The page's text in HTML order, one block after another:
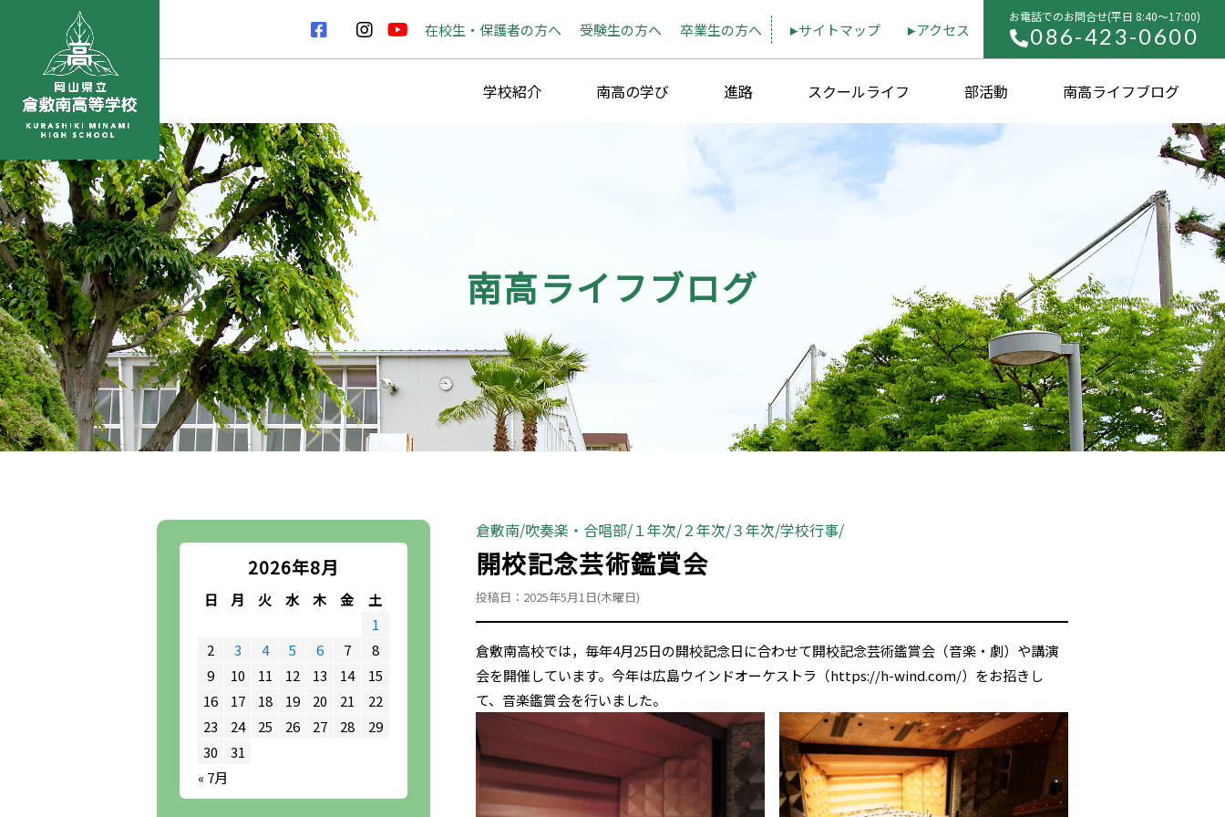
在校生・保護者の方へ 受験生の方へ 卒業生の方へ サイトマップ アクセス
お電話でのお問合せ(平⽇ 8:40〜17:00)
086-423-0600
学校紹介 南高の学び 進路 スクールライフ 部活動 南高ライフブログ
南高ライフブログ
2026年8月
日 月 火 水 木 金
土
1
2
3 4 5 6 7
8
9
10 11 12 13 14
15
16
17 18 19 20 21
22
23
24 25 26 27 28
29
30
31
« 7月
倉敷南 吹奏楽・合唱部 １年次 ２年次 ３年次 学校行事
開校記念芸術鑑賞会
投稿日：2025年5月1日(木曜日)
倉敷南高校では，毎年4月25日の開校記念日に合わせて開校記念芸術鑑賞会（音楽・劇）や講演
会を開催しています。今年は広島ウインドオーケストラ（https://h-wind.com/）をお招きし
て、音楽鑑賞会を行いました。